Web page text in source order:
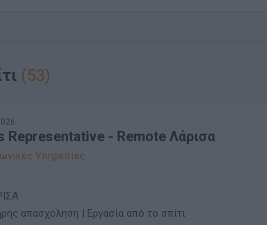
(53)
Representative - Remote Λάρισα
Υπηρεσίες
απασχόληση | Εργασία από το σπίτι